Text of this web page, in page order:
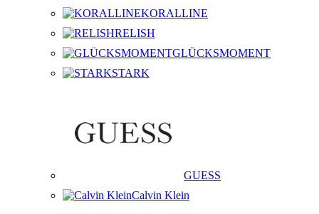
KORALLINE
RELISH
GLÜCKSMOMENT
STARK
GUESS
Calvin Klein